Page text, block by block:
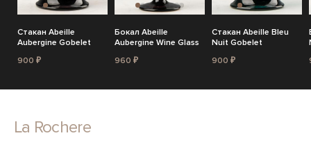
Стакан Abeille
Aubergine Gobelet
900 ₽
Бокал Abeille
Aubergine Wine Glass
960 ₽
Стакан Abeille Bleu
Nuit Gobelet
900 ₽
La Rochere